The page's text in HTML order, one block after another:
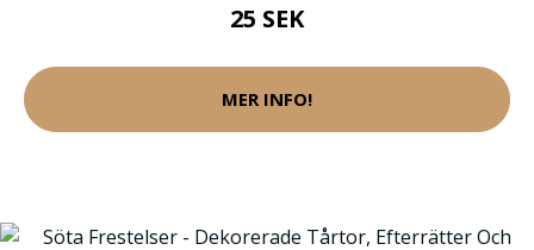
25 SEK
MER INFO!